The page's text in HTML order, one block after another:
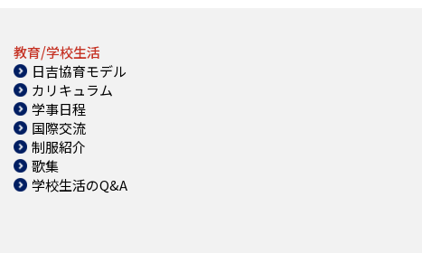
教育/学校生活
日吉協育モデル
カリキュラム
学事日程
国際交流
制服紹介
歌集
学校生活のQ&A